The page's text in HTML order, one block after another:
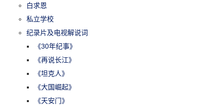
白求恩
私立学校
纪录片及电视解说词
《30年纪事》
《再说长江》
《坦克人》
《大国崛起》
《天安门》